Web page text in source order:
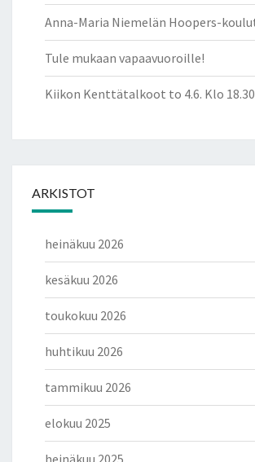
Anna-Maria Niemelän Hoopers-
Tule mukaan vapaavuoroille!
Kiikon Kenttätalkoot to 4.6. Klo 18.30
ARKISTOT
heinäkuu 2026
kesäkuu 2026
toukokuu 2026
huhtikuu 2026
tammikuu 2026
elokuu 2025